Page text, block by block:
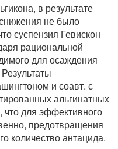
в результате
не было
суспензия Гевискон
рациональной
для осаждения
и соавт. с
альгинатных
что для эффективного
предотвращения
количество антацида.